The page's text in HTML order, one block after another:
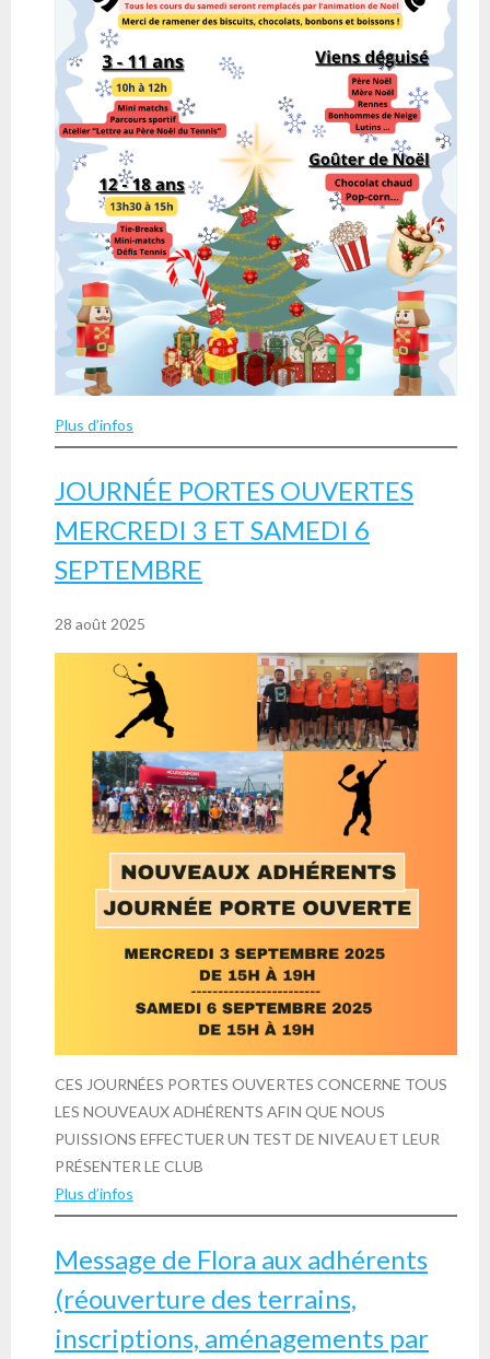
Plus d’infos
JOURNÉE PORTES OUVERTES
MERCREDI 3 ET SAMEDI 6
SEPTEMBRE
28 août 2025
CES JOURNÉES PORTES OUVERTES CONCERNE TOUS
LES NOUVEAUX ADHÉRENTS AFIN QUE NOUS
PUISSIONS EFFECTUER UN TEST DE NIVEAU ET LEUR
PRÉSENTER LE CLUB
Plus d’infos
Message de Flora aux adhérents
(réouverture des terrains,
inscriptions, aménagements par